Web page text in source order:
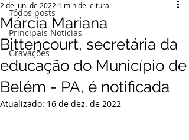
Todos posts
Principais Notícias
Gravações
Márcia Mariana
Bittencourt, secretária da
educação do Município de
Belém - PA, é notificada
2 de jun. de 2022 1 min de leitura
Atualizado: 16 de dez. de 2022